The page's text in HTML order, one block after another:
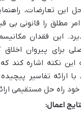
این تعارضات،
امر مطلق را قانونی
این فقدان
برای پیروان
نکته اشاره کند که
با ارائه تفاسیر
خود راه حل مستقیمی
اعمال: